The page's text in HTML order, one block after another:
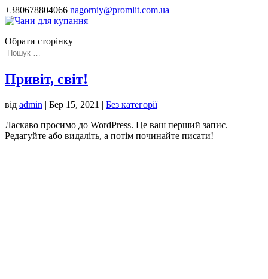
+380678804066 nagorniy@promlit.com.ua
Обрати сторінку
Привіт, світ!
від admin | Бер 15, 2021 | Без категорії
Ласкаво просимо до WordPress. Це ваш перший запис.
Редагуйте або видаліть, а потім починайте писати!